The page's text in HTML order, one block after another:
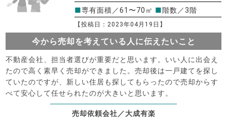
■専有面積／61〜70㎡ ■階数／3階
【投稿日：2023年04月19日】
今から売却を考えている人に伝えたいこと
不動産会社、担当者選びが重要だと思います。いい人に出会え
たので高く素早く売却ができました。売却後は一戸建てを探し
ていたのですが、新しい住居も探してもらったので売却からす
べて安心して任せられたのが大きいと思います。
売却依頼会社／大成有楽